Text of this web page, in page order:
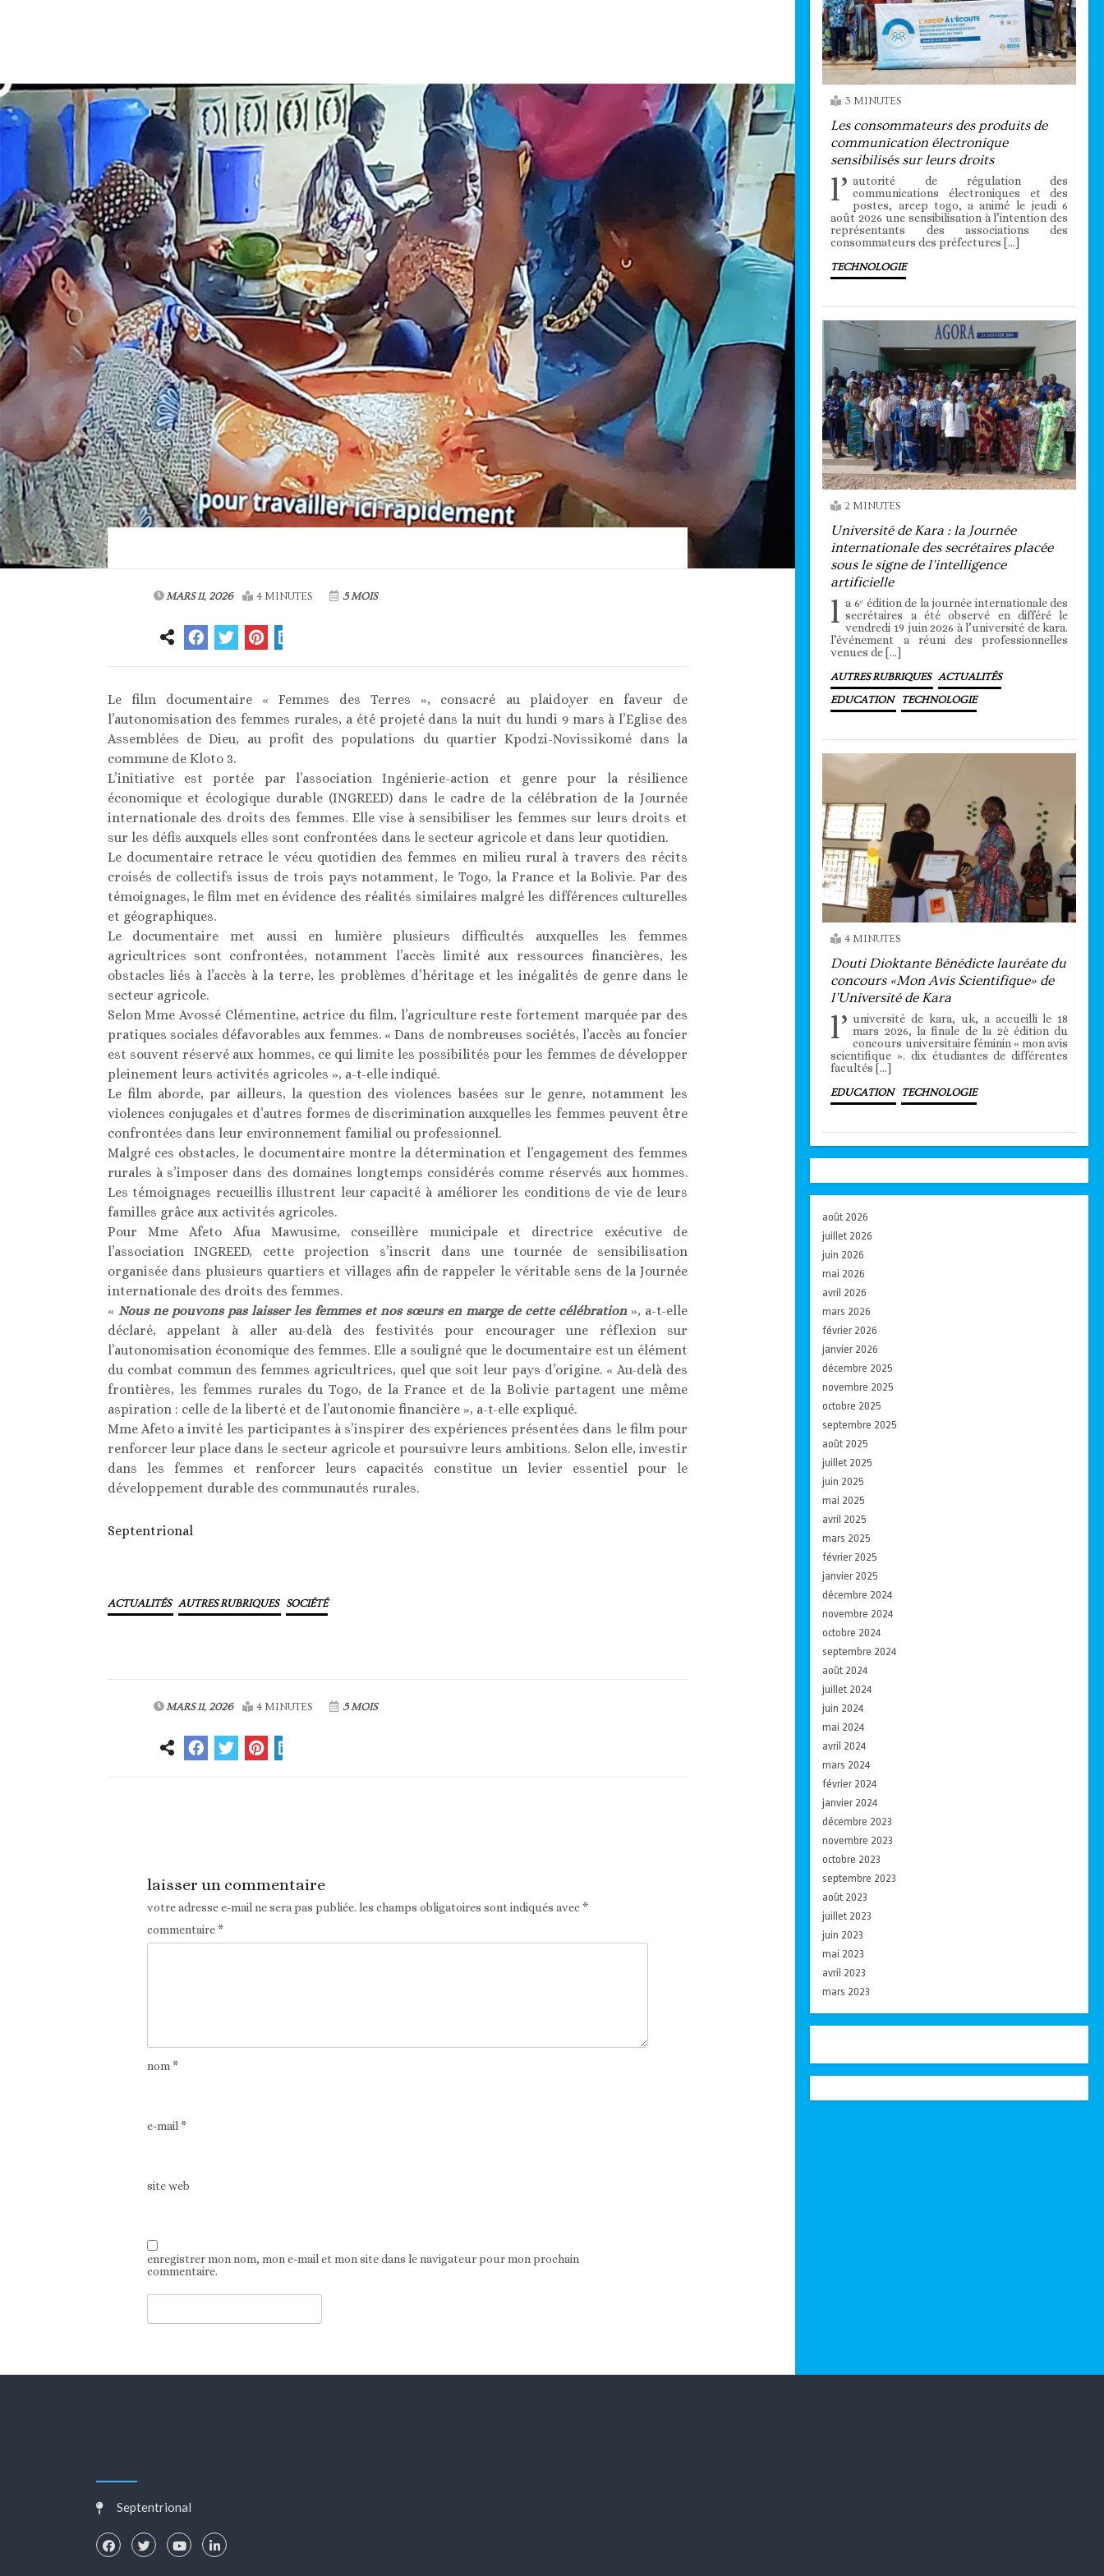
MARS 11, 2026 4 MINUTES 5 MOIS
Le film documentaire « Femmes des Terres », consacré au plaidoyer en faveur de
l’autonomisation des femmes rurales, a été projeté dans la nuit du lundi 9 mars à l’Eglise des
Assemblées de Dieu, au profit des populations du quartier Kpodzi-Novissikomé dans la
commune de Kloto 3.
L’initiative est portée par l’association Ingénierie-action et genre pour la résilience
économique et écologique durable (INGREED) dans le cadre de la célébration de la Journée
internationale des droits des femmes. Elle vise à sensibiliser les femmes sur leurs droits et
sur les défis auxquels elles sont confrontées dans le secteur agricole et dans leur quotidien.
Le documentaire retrace le vécu quotidien des femmes en milieu rural à travers des récits
croisés de collectifs issus de trois pays notamment, le Togo, la France et la Bolivie. Par des
témoignages, le film met en évidence des réalités similaires malgré les différences culturelles
et géographiques.
Le documentaire met aussi en lumière plusieurs difficultés auxquelles les femmes
agricultrices sont confrontées, notamment l’accès limité aux ressources financières, les
obstacles liés à l’accès à la terre, les problèmes d’héritage et les inégalités de genre dans le
secteur agricole.
Selon Mme Avossé Clémentine, actrice du film, l’agriculture reste fortement marquée par des
pratiques sociales défavorables aux femmes. « Dans de nombreuses sociétés, l’accès au foncier
est souvent réservé aux hommes, ce qui limite les possibilités pour les femmes de développer
pleinement leurs activités agricoles », a-t-elle indiqué.
Le film aborde, par ailleurs, la question des violences basées sur le genre, notamment les
violences conjugales et d’autres formes de discrimination auxquelles les femmes peuvent être
confrontées dans leur environnement familial ou professionnel.
Malgré ces obstacles, le documentaire montre la détermination et l’engagement des femmes
rurales à s’imposer dans des domaines longtemps considérés comme réservés aux hommes.
Les témoignages recueillis illustrent leur capacité à améliorer les conditions de vie de leurs
familles grâce aux activités agricoles.
Pour Mme Afeto Afua Mawusime, conseillère municipale et directrice exécutive de
l’association INGREED, cette projection s’inscrit dans une tournée de sensibilisation
organisée dans plusieurs quartiers et villages afin de rappeler le véritable sens de la Journée
internationale des droits des femmes.
« Nous ne pouvons pas laisser les femmes et nos sœurs en marge de cette célébration », a-t-elle
déclaré, appelant à aller au-delà des festivités pour encourager une réflexion sur
l’autonomisation économique des femmes. Elle a souligné que le documentaire est un élément
du combat commun des femmes agricultrices, quel que soit leur pays d’origine. « Au-delà des
frontières, les femmes rurales du Togo, de la France et de la Bolivie partagent une même
aspiration : celle de la liberté et de l’autonomie financière », a-t-elle expliqué.
Mme Afeto a invité les participantes à s’inspirer des expériences présentées dans le film pour
renforcer leur place dans le secteur agricole et poursuivre leurs ambitions. Selon elle, investir
dans les femmes et renforcer leurs capacités constitue un levier essentiel pour le
développement durable des communautés rurales.
Septentrional
ACTUALITÉS AUTRES RUBRIQUES SOCIÉTÉ
MARS 11, 2026 4 MINUTES 5 MOIS
laisser un commentaire
votre adresse e-mail ne sera pas publiée. les champs obligatoires sont indiqués avec*
commentaire*
nom*
e-mail*
site web
enregistrer mon nom, mon e-mail et mon site dans le navigateur pour mon prochain
commentaire.
3 MINUTES
Les consommateurs des produits de
communication électronique
sensibilisés sur leurs droits
l’ autorité de régulation des
communications électroniques et des
postes, arcep togo, a animé le jeudi 6
août 2026 une sensibilisation à l’intention des
représentants des associations des
consommateurs des préfectures […]
TECHNOLOGIE
2 MINUTES
Université de Kara : la Journée
internationale des secrétaires placée
sous le signe de l’intelligence
artificielle
l a 6ᵉ édition de la journée internationale des
secrétaires a été observé en différé le
vendredi 19 juin 2026 à l’université de kara.
l’événement a réuni des professionnelles
venues de […]
AUTRES RUBRIQUES ACTUALITÉS
EDUCATION TECHNOLOGIE
4 MINUTES
Douti Dioktante Bénédicte lauréate du
concours «Mon Avis Scientifique» de
l’Université de Kara
l’ université de kara, uk, a accueilli le 18
mars 2026, la finale de la 2è édition du
concours universitaire féminin « mon avis
scientifique ». dix étudiantes de différentes
facultés […]
EDUCATION TECHNOLOGIE
août 2026
juillet 2026
juin 2026
mai 2026
avril 2026
mars 2026
février 2026
janvier 2026
décembre 2025
novembre 2025
octobre 2025
septembre 2025
août 2025
juillet 2025
juin 2025
mai 2025
avril 2025
mars 2025
février 2025
janvier 2025
décembre 2024
novembre 2024
octobre 2024
septembre 2024
août 2024
juillet 2024
juin 2024
mai 2024
avril 2024
mars 2024
février 2024
janvier 2024
décembre 2023
novembre 2023
octobre 2023
septembre 2023
août 2023
juillet 2023
juin 2023
mai 2023
avril 2023
mars 2023
Septentrional